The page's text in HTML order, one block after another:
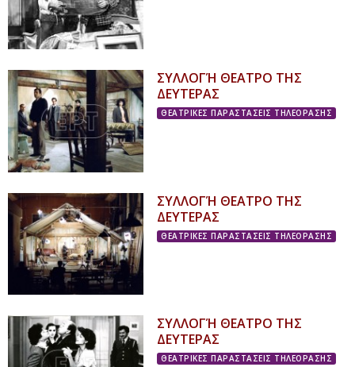
ΣΥΛΛΟΓΉ ΘΕΑΤΡΟ ΤΗΣ
ΔΕΥΤΕΡΑΣ
ΘΕΑΤΡΙΚΕΣ ΠΑΡΑΣΤΑΣΕΙΣ ΤΗΛΕΟΡΑΣΗΣ
ΣΥΛΛΟΓΉ ΘΕΑΤΡΟ ΤΗΣ
ΔΕΥΤΕΡΑΣ
ΘΕΑΤΡΙΚΕΣ ΠΑΡΑΣΤΑΣΕΙΣ ΤΗΛΕΟΡΑΣΗΣ
ΣΥΛΛΟΓΉ ΘΕΑΤΡΟ ΤΗΣ
ΔΕΥΤΕΡΑΣ
ΘΕΑΤΡΙΚΕΣ ΠΑΡΑΣΤΑΣΕΙΣ ΤΗΛΕΟΡΑΣΗΣ